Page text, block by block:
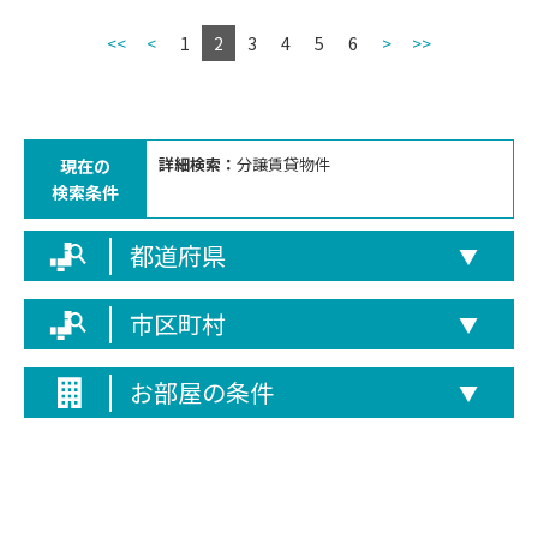
<< < 1 2 3 4 5 6 > >>
現在の
検索条件
詳細検索： 分譲賃貸物件
都道府県 ▼
市区町村 ▼
お部屋の条件 ▼